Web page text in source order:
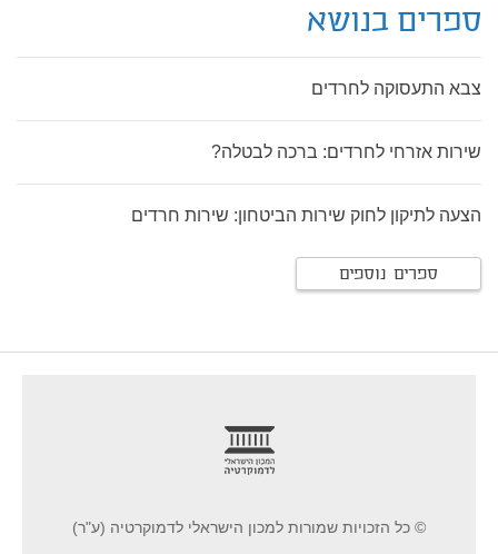
ספרים בנושא
צבא התעסוקה לחרדים
שירות אזרחי לחרדים: ברכה לבטלה?
הצעה לתיקון לחוק שירות הביטחון: שירות חרדים
ספרים נוספים
© כל הזכויות שמורות למכון הישראלי לדמוקרטיה (ע"ר)